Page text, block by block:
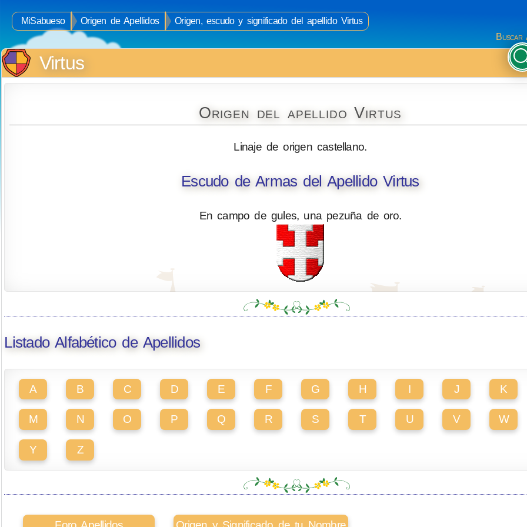
MiSabueso Origen de Apellidos
Origen, escudo y significado del apellido Virtus
Buscar
Virtus
Origen del apellido Virtus
Linaje de origen castellano.
Escudo de Armas del Apellido Virtus
En campo de gules, una pezuña de oro.
Listado Alfabético de Apellidos
A B C D E F G H I J K
M N O P Q R S T U V W
Y Z